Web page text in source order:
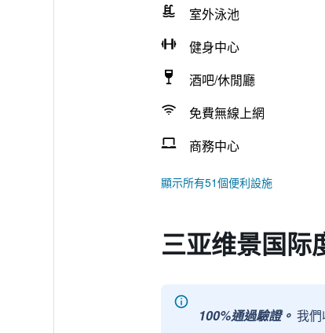
室外泳池
健身中心
酒吧/休閒廳
免費無線上網
商務中心
顯示所有51個便利設施
三亚维景国际
100%通過驗證。 我